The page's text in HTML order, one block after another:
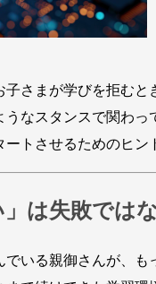
さまが学びを拒むと
うなスタンスで関わ
トさせるためのヒン
」は失敗では
いる親御さんが、も